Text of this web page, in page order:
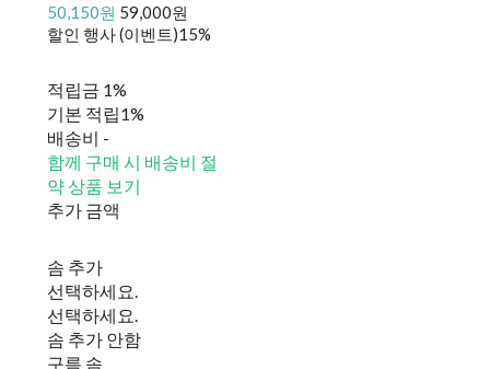
50,150원 59,000원
할인 행사 (이벤트)15%
적립금 1%
기본 적립1%
배송비 -
함께 구매 시 배송비 절
약 상품 보기
추가 금액
솜 추가
선택하세요.
선택하세요.
솜 추가 안함
구름 솜